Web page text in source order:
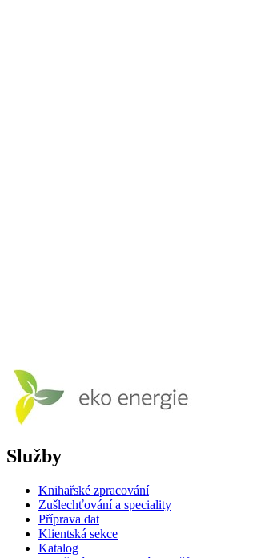
Služby
Knihařské zpracování
Zušlechťování a speciality
Příprava dat
Klientská sekce
Katalog